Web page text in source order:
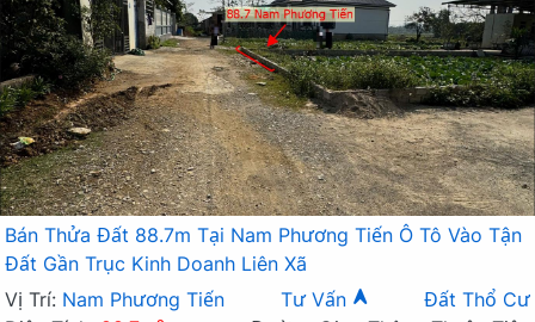
Bán Thửa Đất 88.7m Tại Nam Phương Tiến Ô Tô Vào Tận
Đất Gần Trục Kinh Doanh Liên Xã
Vị Trí: Nam Phương Tiến Tư Vấn
Đất Thổ Cư